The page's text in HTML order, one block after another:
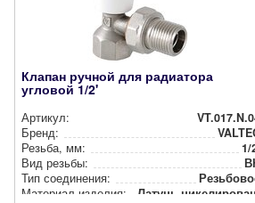
Клапан ручной для радиатора
угловой 1/2'
Артикул:
Бренд:
Резьба, мм:
1/
Вид резьбы:
Тип соединения:
Материал изделия:
Латунь